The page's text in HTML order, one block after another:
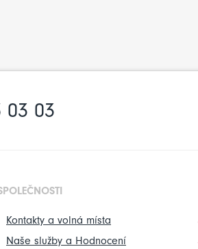
03 03
Kontakty a volná místa
Naše služby a Hodnocení